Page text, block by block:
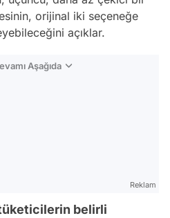
orijinal iki seçeneğe
açıklar.
Aşağıda
Reklam
tüketicilerin belirli